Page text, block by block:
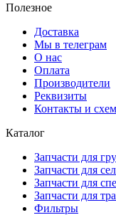
Полезное
Доставка
Мы в телеграм
О нас
Оплата
Производители
Реквизиты
Контакты и
Каталог
Запчасти для
Запчасти для
Запчасти для
Запчасти для
Фильтры